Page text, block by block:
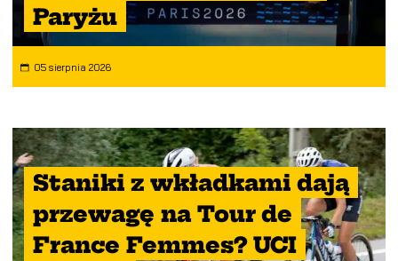
Paryżu
05 sierpnia 2026
Staniki z wkładkami dają
przewagę na Tour de
France Femmes? UCI